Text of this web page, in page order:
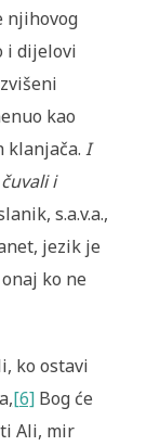
njihovog
i dijelovi
kao
I
i
s.a.v.a.,
jezik je
ko ne
ko ostavi
[6]Bog će
Ali, mir